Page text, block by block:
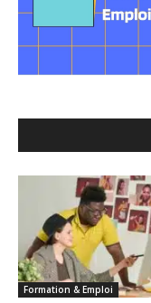
Formation & Emploi